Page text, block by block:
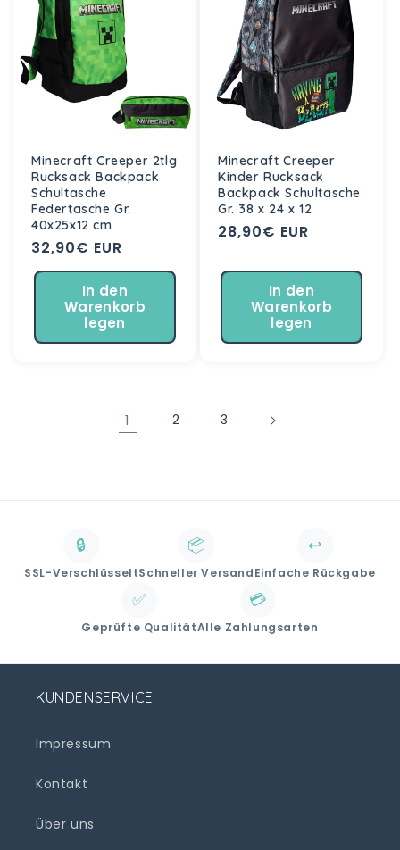
Minecraft Creeper 2tlg
Rucksack Backpack
Schultasche
Federtasche Gr.
40x25x12 cm
Normaler
Preis
32,90€ EUR
In den
Warenkorb
legen
Minecraft Creeper
Kinder Rucksack
Backpack Schultasche
Gr. 38 x 24 x 12
Normaler
28,90€ EUR
In den
Warenkorb
legen
1 2 3
🔒
SSL-Verschlüsselt
📦
Schneller Versand
↩️
Einfache Rückgabe
✅
Geprüfte Qualität
💳
Alle Zahlungsarten
KUNDENSERVICE
Impressum
Kontakt
Über uns